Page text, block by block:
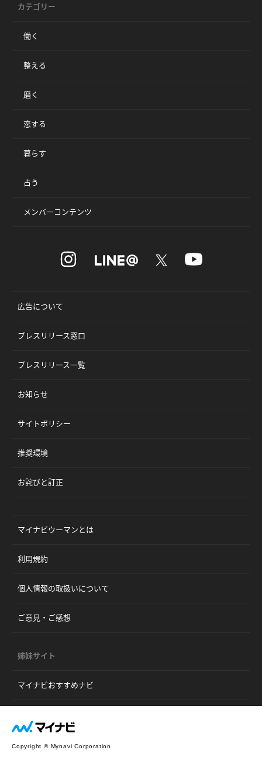
カテゴリー
働く
整える
磨く
恋する
暮らす
占う
メンバーコンテンツ
広告について
プレスリリース窓口
プレスリリース一覧
お知らせ
サイトポリシー
推奨環境
お詫びと訂正
マイナビウーマンとは
利用規約
個人情報の取扱いについて
ご意見・ご感想
姉妹サイト
マイナビおすすめナビ
Copyright © Mynavi Corporation